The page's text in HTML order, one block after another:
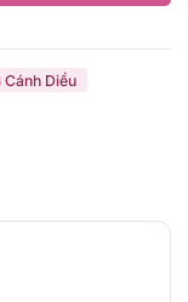
Cánh Diều